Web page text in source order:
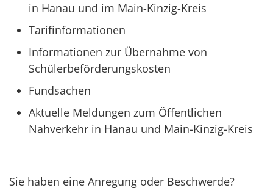
in Hanau und im Main-Kinzig-Kreis
Tarifinformationen
Informationen zur Übernahme von
Schülerbeförderungskosten
Fundsachen
Aktuelle Meldungen zum Öffentlichen
Nahverkehr in Hanau und Main-Kinzig-Kreis
Sie haben eine Anregung oder Beschwerde?